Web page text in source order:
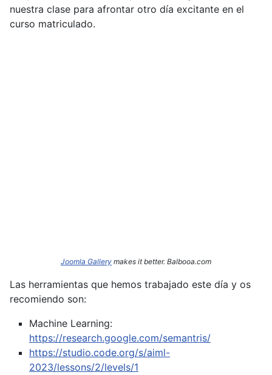
nuestra clase para afrontar otro día excitante en el
curso matriculado.
Joomla Gallery makes it better. Balbooa.com
Las herramientas que hemos trabajado este día y os
recomiendo son:
Machine Learning:
https://research.google.com/semantris/
https://studio.code.org/s/aiml-
2023/lessons/2/levels/1